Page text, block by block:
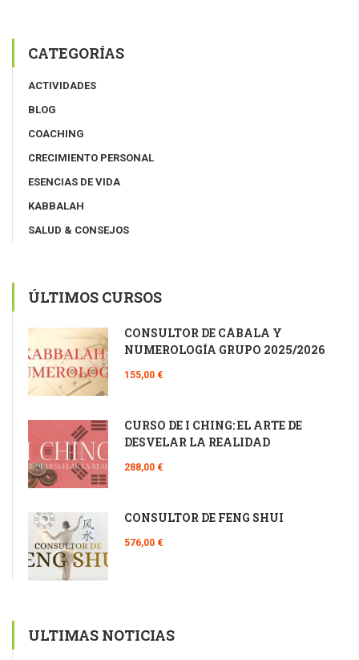
CATEGORÍAS
ACTIVIDADES
BLOG
COACHING
CRECIMIENTO PERSONAL
ESENCIAS DE VIDA
KABBALAH
SALUD & CONSEJOS
ÚLTIMOS CURSOS
CONSULTOR DE CÁBALA Y
NUMEROLOGÍA GRUPO 2025/2026
155,00 €
CURSO DE I CHING: EL ARTE DE
DESVELAR LA REALIDAD
288,00 €
CONSULTOR DE FENG SHUI
576,00 €
ULTIMAS NOTICIAS